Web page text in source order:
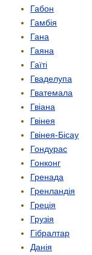
Габон
Гамбія
Гана
Гаяна
Гаїті
Гваделупа
Гватемала
Гвіана
Гвінея
Гвінея-Бісау
Гондурас
Гонконг
Гренада
Гренландія
Греція
Грузія
Гібралтар
Данія